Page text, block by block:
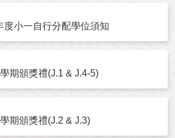
度小一自行分配學位須知
期頒獎禮(J.1 & J.4-5)
期頒獎禮(J.2 & J.3)